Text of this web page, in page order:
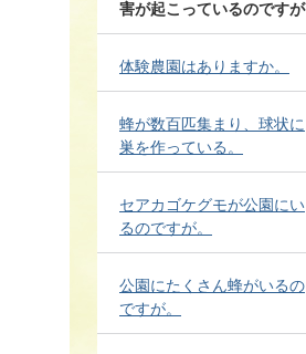
害が起こっているのですが
体験農園はありますか。
蜂が数百匹集まり、球状に
巣を作っている。
セアカゴケグモが公園にい
るのですが。
公園にたくさん蜂がいるの
ですが。